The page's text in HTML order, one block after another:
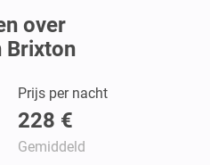
over
Brixton
Prijs per nacht
228 €
Gemiddeld